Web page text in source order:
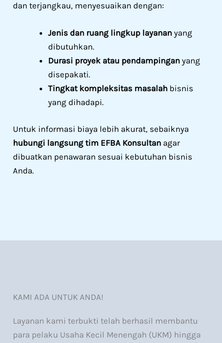
dan terjangkau, menyesuaikan dengan:
Jenis dan ruang lingkup layananyang
dibutuhkan.
Durasi proyek atau pendampinganyang
disepakati.
Tingkat kompleksitas masalahbisnis
yang dihadapi.
Untuk informasi biaya lebih akurat, sebaiknya
hubungi langsung tim EFBA Konsultanagar
dibuatkan penawaran sesuai kebutuhan bisnis
Anda.
KAMI ADA UNTUK ANDA!
Layanan kami terbukti telah berhasil membantu
para pelaku Usaha Kecil Menengah (UKM) hingga